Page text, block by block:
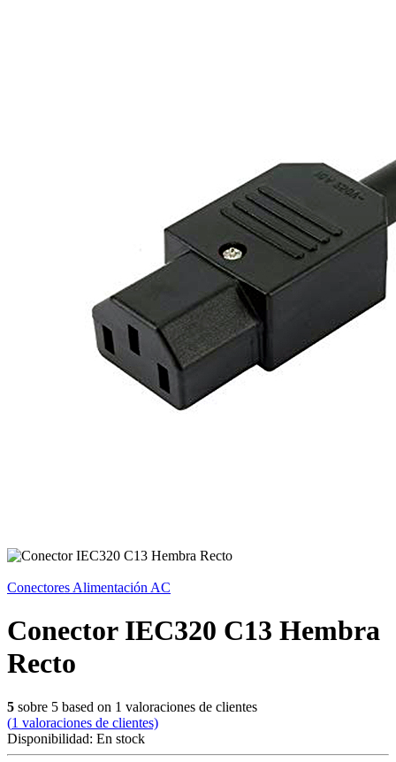
Conectores Alimentación AC
Conector IEC320 C13 Hembra
Recto
5 sobre 5 based on 1 valoraciones de clientes
(1 valoraciones de clientes)
Disponibilidad: En stock